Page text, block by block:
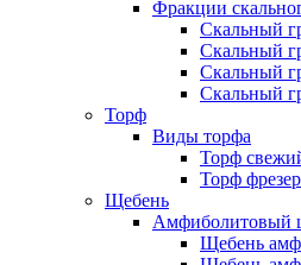
Фракции
Скальный
Скальный
Скальный
Скальный
Торф
Виды торфа
Торф
Торф
Щебень
Амфиболитовый
Щебень